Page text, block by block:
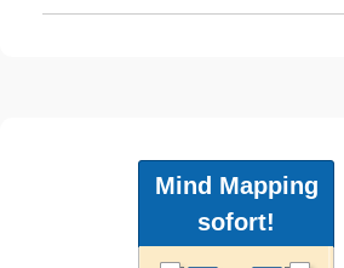
Mind Mapping
sofort!